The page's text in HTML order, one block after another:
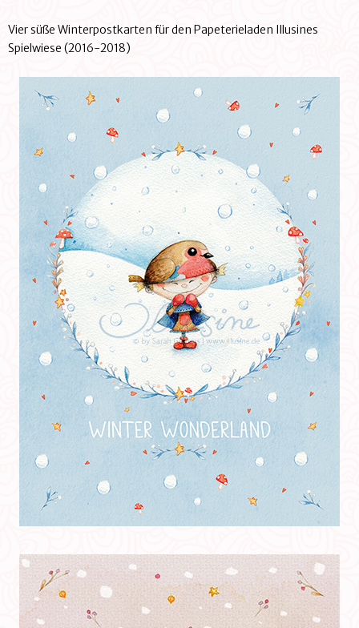
Vier süße Winterpostkarten für den Papeterieladen Illusines
Spielwiese (2016-2018)